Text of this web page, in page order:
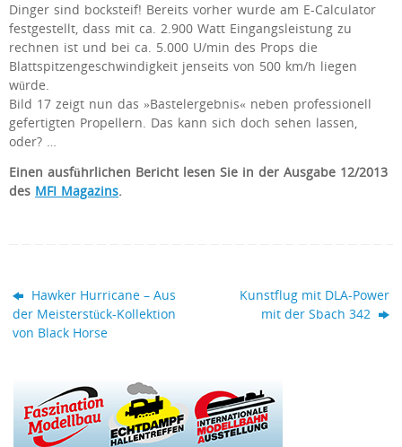
Dinger sind bocksteif! Bereits vorher wurde am E-Calculator
festgestellt, dass mit ca. 2.900 Watt Eingangsleistung zu
rechnen ist und bei ca. 5.000 U/min des Props die
Blattspitzengeschwindigkeit jenseits von 500 km/h liegen
würde.
Bild 17 zeigt nun das »Bastelergebnis« neben professionell
gefertigten Propellern. Das kann sich doch sehen lassen,
oder? …
Einen ausführlichen Bericht lesen Sie in der Ausgabe 12/2013
des MFI Magazins.
Hawker Hurricane – Aus
der Meisterstück-Kollektion
von Black Horse
Kunstflug mit DLA-Power
mit der Sbach 342